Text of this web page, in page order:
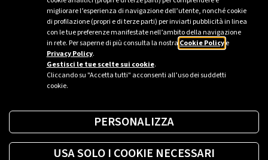
migliorare l’esperienza di navigazione dell’utente, nonché cookie
di profilazione (propri e di terze parti) per inviarti pubblicità in linea
con le tue preferenze manifestate nell’ambito della navigazione
in rete. Per saperne di più consulta la nostra Cookie Policye
Privacy Policy.
Gestisci le tue scelte sui cookie.
Cliccando su "Accetta tutti" acconsenti all’uso dei suddetti
cookie.
PERSONALIZZA
USA SOLO I COOKIE NECESSARI
Sei un’azienda o una PA?
Trova la soluzione più giusta per te.
Richiedi una colonnina